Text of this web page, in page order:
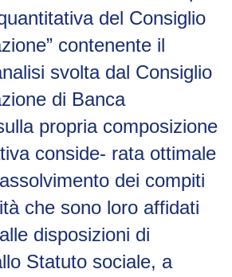
del Consiglio
contenente il
svolta dal Consiglio
di Banca
propria composizione
conside- rata ottimale
dei compiti
che sono loro affidati
disposizioni di
Statuto sociale, a